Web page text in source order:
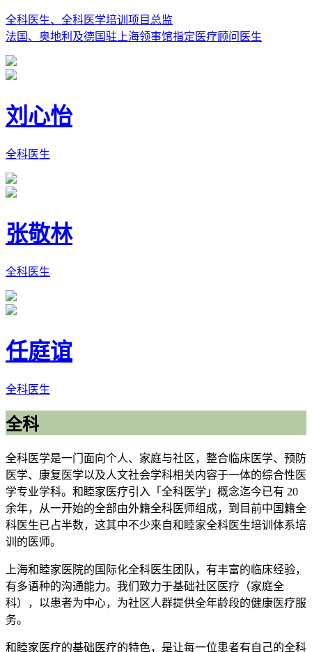
全科医生、全科医学培训项目总监
法国、奥地利及德国驻上海领事馆指定医疗顾问医生
刘心怡
全科医生
张敬林
全科医生
任庭谊
全科医生
全科
全科医学是一门面向个人、家庭与社区，整合临床医学、预防
医学、康复医学以及人文社会学科相关内容于一体的综合性医
学专业学科。和睦家医疗引入「全科医学」概念迄今已有 20
余年，从一开始的全部由外籍全科医师组成，到目前中国籍全
科医生已占半数，这其中不少来自和睦家全科医生培训体系培
训的医师。
上海和睦家医院的国际化全科医生团队，有丰富的临床经验，
有多语种的沟通能力。我们致力于基础社区医疗（家庭全
科），以患者为中心，为社区人群提供全年龄段的健康医疗服
务。
和睦家医疗的基础医疗的特色，是让每一位患者有自己的全科